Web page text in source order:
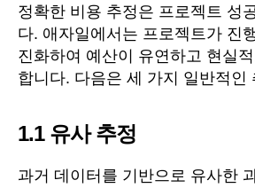
정확한 비용 추정은 프로젝트 성
다. 애자일에서는 프로젝트가 진
진화하여 예산이 유연하고 현실
합니다. 다음은 세 가지 일반적인
1.1 유사 추정
과거 데이터를 기반으로 유사한